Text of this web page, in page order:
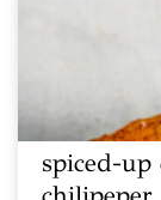
spiced-up